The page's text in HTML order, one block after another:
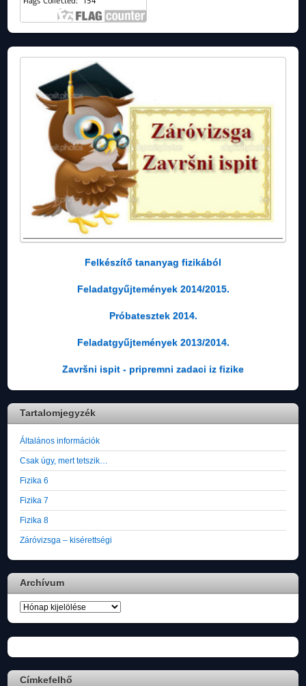
Felkészítő tananyag fizikából
Feladatgyűjtemények 2014/2015.
Próbatesztek 2014.
Feladatgyűjtemények 2013/2014.
Završni ispit - pripremni zadaci iz fizike
Tartalomjegyzék
Általános információk
Csak úgy, mert tetszik…
Fizika 6
Fizika 7
Fizika 8
Záróvizsga – kisérettségi
Archívum
Archívum
Címkefelhő